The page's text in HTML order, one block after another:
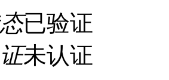
已验证
未认证